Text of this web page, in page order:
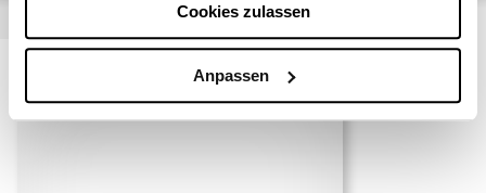
Cookies zulassen
Anpassen
Kurse mit Dr. med. Martin Klutmann